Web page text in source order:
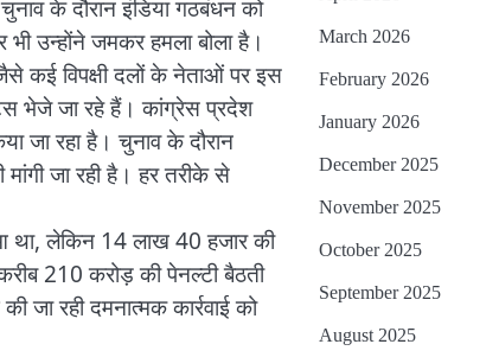
के दौरान इंडिया गठबंधन को
भी उन्होंने जमकर हमला बोला है।
कई विपक्षी दलों के नेताओं पर इस
भेजे जा रहे हैं। कांग्रेस प्रदेश
जा रहा है। चुनाव के दौरान
जा रही है। हर तरीके से
था, लेकिन 14 लाख 40 हजार की
210 करोड़ की पेनल्टी बैठती
जा रही दमनात्मक कार्रवाई को
March 2026
February 2026
January 2026
December 2025
November 2025
October 2025
September 2025
August 2025